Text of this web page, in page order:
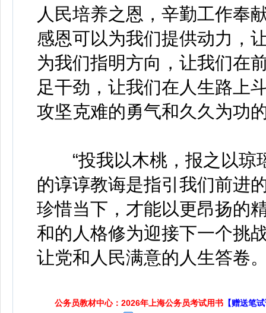
人民培养之恩，辛勤工作奉
感恩可以为我们提供动力，
为我们指明方向，让我们在
足干劲，让我们在人生路上
攻坚克难的勇气和久久为功
“投我以木桃，报之以琼瑶
的谆谆教诲是指引我们前进
珍惜当下，才能以更昂扬的
和的人格修为迎接下一个挑
让党和人民满意的人生答卷
公务员教材中心：2026年上海公务员考试用书 【赠送笔